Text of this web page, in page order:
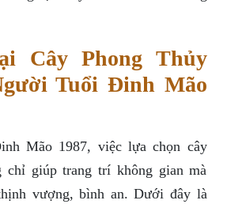
Cây Phong Thủy
Tuổi Đinh Mão
Mão 1987, việc lựa chọn cây
chỉ giúp trang trí không gian mà
vượng, bình an. Dưới đây là